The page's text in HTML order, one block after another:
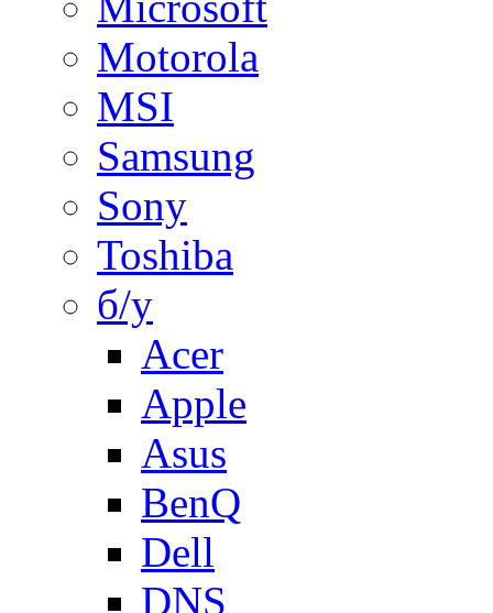
Motorola
MSI
Samsung
Sony
Toshiba
б/у
Acer
Apple
Asus
BenQ
Dell
DNS